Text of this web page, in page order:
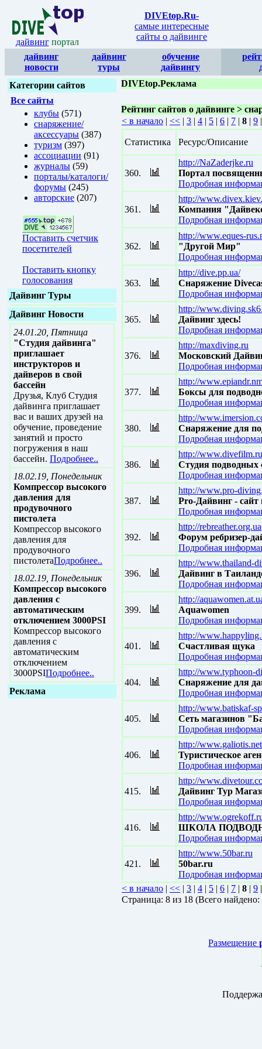
дайвинг портал
DIVEtop.Ru-
самые интересные
сайты о дайвинге
дайвинг
новости
дайвинг
туры
обучение
дайвингу
Категории сайтов
Все сайты
клубы (571)
снаряжение/
аксессуары (387)
туризм (397)
ассоциации (91)
журналы (59)
порталы/каталоги/
форумы (245)
авторские (207)
Поставить счетчик
посетителей
Поставить кнопку
голосования
Дайвинг Туры
Дайвинг Новости
24.01.20, Пятница
"Студия дайвинга"
приглашает
инструкторов и
дайверов в свой
бассейн
Друзья, Клуб Студия
дайвинга приглашает
вас и ваших друзей на
обучение, проведение
занятий и просто
погружения в наш
бассейн. Подробнее..
18.02.19, Понедельник
Компрессор высокого
давления для
продувочного
пистолета
Компрессор высокого
давления для
продувочного
пистолетаПодробнее..
18.02.19, Понедельник
Компрессор высокого
давления с
автоматическим
отключением 3000PSI
Компрессор высокого
давления с
автоматическим
отключением
3000PSIПодробнее..
Реклама
DIVEtop.Реклама
Рейтинг сайтов о дайвинге >
< в начало | << | 3 | 4 | 5 | 6 | 7 | 8 | 9
Статистика Ресурс/Описание
360.
http://NaZaderjke.ru
Портал
Подробная
361.
http://
Компания
Подробная
362.
http://www.eques-
"Другой Мир"
Подробная
363.
http://dive.pp.ua/
Снаряжение
Подробная
365.
http://
Дайвинг здесь!
Подробная
376.
http://maxdiving.ru
Московский
Подробная
377.
http://
Боксы для
Подробная
380.
http://
Снаряжение для
Подробная
386.
http://www.divefilm.ru
Студия
Подробная
387.
http://www.pro-
Pro-Дайвинг -
Подробная
392.
http://rebreather.org.ua
Форум ребризер-
Подробная
396.
http://www.thailand-
Дайвинг в
Подробная
399.
http://
Aquawomen
Подробная
401.
http://
Счастливая щука
Подробная
404.
http://www.typhoon-
Cнаряжение для
Подробная
405.
http://www.batiskaf-
Сеть магазинов
Подробная
406.
http://www.galiotis.net
Туристическое
Подробная
415.
http://
Дайвинг Тур
Подробная
416.
http://
ШКОЛА
Подробная
421.
http://www.50bar.ru
50bar.ru
Подробная
< в начало | << | 3 | 4 | 5 | 6 | 7 | 8 | 9
Страницa: 8 из 18 (Всего найдено:
Размещение